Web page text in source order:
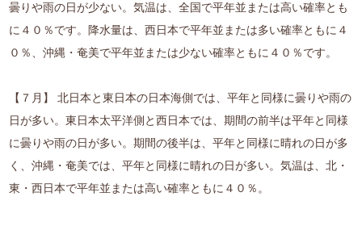
曇りや雨の日が少ない。気温は、全国で平年並または高い確率とも
に４０％です。降水量は、西日本で平年並または多い確率ともに４
０％、沖縄・奄美で平年並または少ない確率ともに４０％です。
【７月】 北日本と東日本の日本海側では、平年と同様に曇りや雨の
日が多い。東日本太平洋側と西日本では、期間の前半は平年と同様
に曇りや雨の日が多い。期間の後半は、平年と同様に晴れの日が多
く、沖縄・奄美では、平年と同様に晴れの日が多い。気温は、北・
東・西日本で平年並または高い確率ともに４０％。